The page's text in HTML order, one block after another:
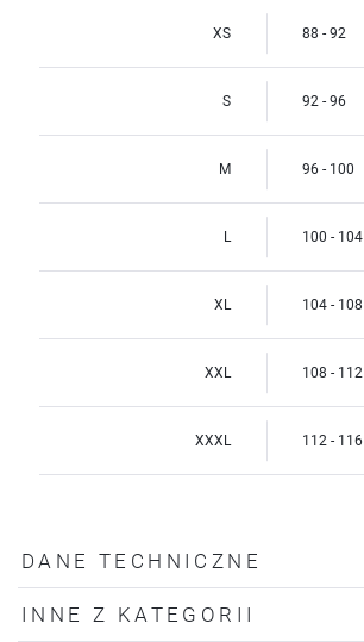
XS 88 - 92
S 92 - 96
M 96 - 100
L 100 - 104
XL 104 - 108
XXL 108 - 112
XXXL 112 - 116
DANE TECHNICZNE
INNE Z KATEGORII